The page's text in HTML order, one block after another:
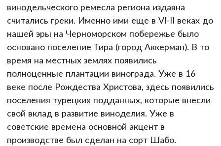
винодельческого ремесла региона издавна
считались греки. Именно ими еще в VI-II веках до
нашей эры на Черноморском побережье было
основано поселение Тира (город Аккерман). В то
время на местных землях появились
полноценные плантации винограда. Уже в 16
веке после Рождества Христова, здесь появились
поселения турецких подданных, которые внесли
свой вклад в развитие виноделия. Уже в
советские времена основной акцент в
производстве был сделан на сорт Шабо.